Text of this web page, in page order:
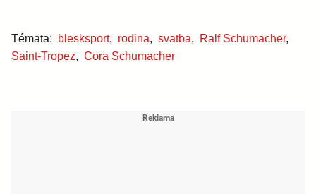
Témata: blesksport, rodina, svatba, Ralf Schumacher,
Saint-Tropez, Cora Schumacher